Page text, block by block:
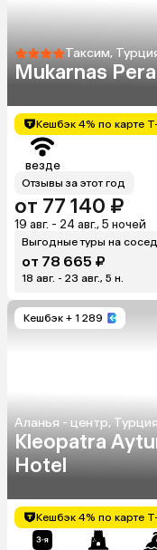
Таксим,
Mukarnas
Кешбэк 4% по карте
везде
Отзывы за этот год
от 77 140 ₽
19 авг. - 24 авг., 5 ночей
Выгодные туры на
от 78 665 ₽
18 авг. - 23 авг., 5 н.
Кешбэк + 1 289
Аланья - центр, Турция
Kleopatra
Hotel
Кешбэк 4% по карте